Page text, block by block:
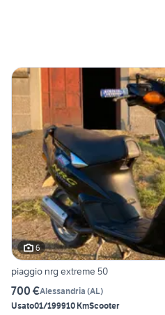
6
piaggio nrg extreme 50
700 €Alessandria (AL)
Usato01/199910 KmScooter